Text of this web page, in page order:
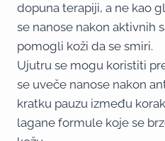
dopuna terapiji, a ne kao
se nanose nakon aktivnih
pomogli koži da se smiri.
Ujutru se mogu koristiti
se uveče nanose nakon
kratku pauzu između
lagane formule koje se